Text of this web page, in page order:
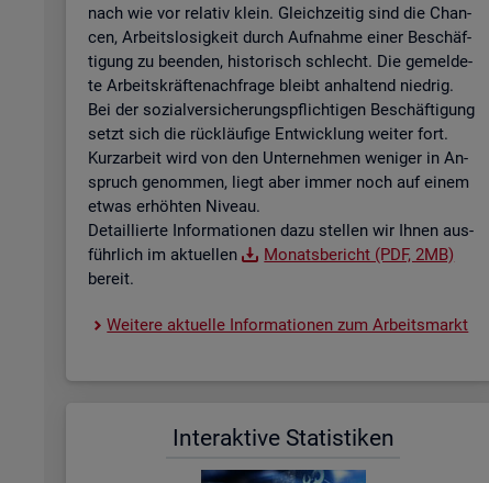
nach wie vor re­la­tiv klein. Gleich­zei­tig sind die Chan­
cen, Ar­beits­lo­sig­keit durch Auf­nah­me einer Be­schäf­
ti­gung zu be­en­den, his­to­risch schlecht. Die ge­mel­de­
te Ar­beits­kräf­te­nach­fra­ge bleibt an­hal­tend nied­rig.
Bei der so­zi­al­ver­si­che­rungs­pflich­ti­gen Be­schäf­ti­gung
setzt sich die rück­läu­fi­ge Ent­wick­lung wei­ter fort.
Kurz­ar­beit wird von den Un­ter­neh­men we­ni­ger in An­
spruch ge­nom­men, liegt aber immer noch auf einem
etwas er­höh­ten Ni­veau.
De­tail­lier­te In­for­ma­tio­nen dazu stel­len wir Ihnen aus­
führ­lich im ak­tu­el­len
Mo­nats­be­richt (PDF, 2MB)
be­reit.
Wei­te­re ak­tu­el­le In­for­ma­tio­nen zum Ar­beits­markt
In­ter­ak­ti­ve Sta­tis­ti­ken